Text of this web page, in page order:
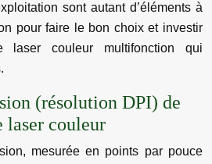
sont autant d’éléments à
pour faire le bon choix et investir
laser couleur multifonction qui
(résolution DPI) de
couleur
mesurée en points par pouce